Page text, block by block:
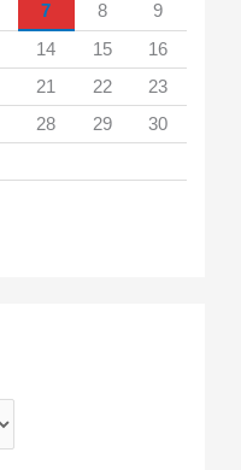
7 8
9
14 15
16
21 22
23
28 29
30